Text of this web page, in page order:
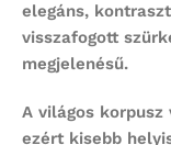
elegáns,
visszafogott
megjelenésű.
A világos
ezért kisebb